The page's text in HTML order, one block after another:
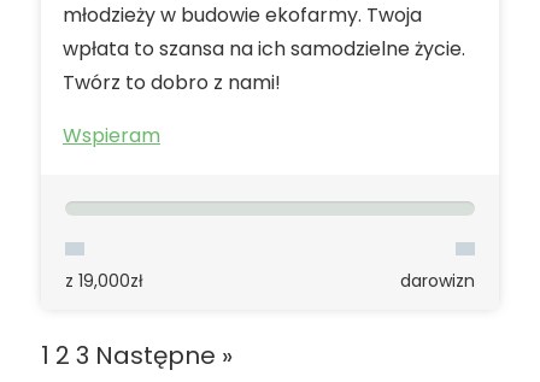
młodzieży w budowie ekofarmy. Twoja
wpłata to szansa na ich samodzielne życie.
Twórz to dobro z nami!
Wspieram
z 19,000zł darowizn
1 2 3 Następne »